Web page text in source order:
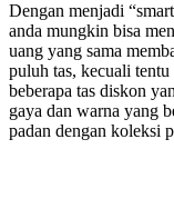
Dengan menjadi
anda mungkin bisa
uang yang sama
puluh tas, kecuali
beberapa tas diskon
gaya dan warna yang
padan dengan koleksi